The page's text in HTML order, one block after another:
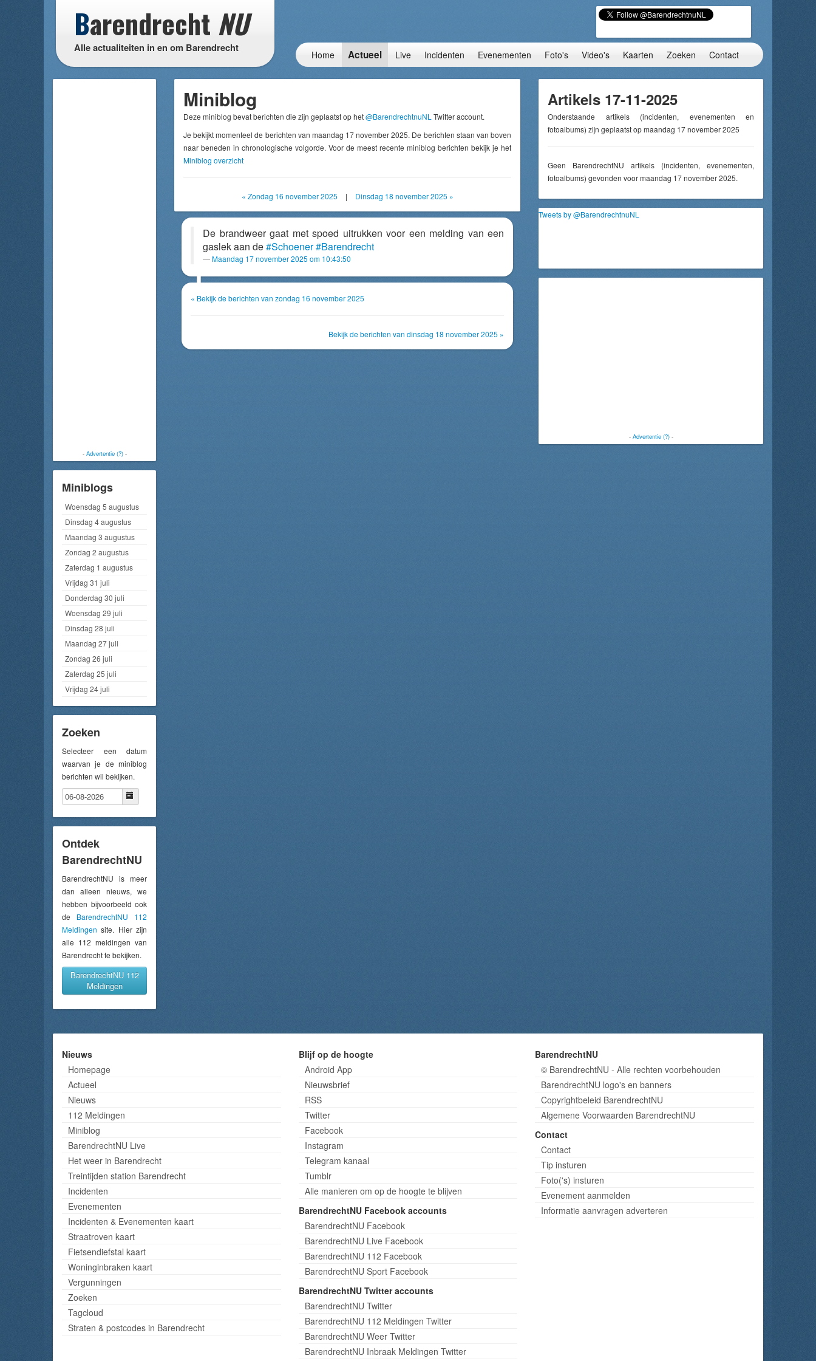
Barendrecht NU
Alle actualiteiten in en om Barendrecht
Home Actueel Live Incidenten Evenementen Foto's Video's Kaarten Zoeken Contact
- Advertentie (?)-
Miniblogs
Woensdag 5 augustus
Dinsdag 4 augustus
Maandag 3 augustus
Zondag 2 augustus
Zaterdag 1 augustus
Vrijdag 31 juli
Donderdag 30 juli
Woensdag 29 juli
Dinsdag 28 juli
Maandag 27 juli
Zondag 26 juli
Zaterdag 25 juli
Vrijdag 24 juli
Zoeken
Selecteer een datum
waarvan je de miniblog
berichten wil bekijken.
Ontdek
BarendrechtNU
BarendrechtNU is meer
dan alleen nieuws, we
hebben bijvoorbeeld ook
de BarendrechtNU 112
Meldingen site. Hier zijn
alle 112 meldingen van
Barendrecht te bekijken.
BarendrechtNU 112
Meldingen
Miniblog
Deze miniblog bevat berichten die zijn geplaatst op het@BarendrechtnuNL Twitter account.
Je bekijkt momenteel de berichten van maandag 17 november 2025. De berichten staan van boven
naar beneden in chronologische volgorde. Voor de meest recente miniblog berichten bekijk je het
Miniblog overzicht
« Zondag 16 november 2025 | Dinsdag 18 november 2025 »
De brandweer gaat met spoed uitrukken voor een melding van een
gaslek aan de#Schoener#Barendrecht
Maandag 17 november 2025 om 10:43:50
« Bekijk de berichten van zondag 16 november 2025
Bekijk de berichten van dinsdag 18 november 2025 »
Artikels 17-11-2025
Onderstaande artikels (incidenten, evenementen en
fotoalbums) zijn geplaatst op maandag 17 november 2025
Geen BarendrechtNU artikels (incidenten, evenementen,
fotoalbums) gevonden voor maandag 17 november 2025.
Tweets by @BarendrechtnuNL
- Advertentie (?)-
Nieuws
Homepage
Actueel
Nieuws
112 Meldingen
Miniblog
BarendrechtNU Live
Het weer in Barendrecht
Treintijden station Barendrecht
Incidenten
Evenementen
Incidenten & Evenementen kaart
Straatroven kaart
Fietsendiefstal kaart
Woninginbraken kaart
Vergunningen
Zoeken
Tagcloud
Straten & postcodes in Barendrecht
Blijf op de hoogte
Android App
Nieuwsbrief
RSS
Twitter
Facebook
Instagram
Telegram kanaal
Tumblr
Alle manieren om op de hoogte te blijven
BarendrechtNU Facebook accounts
BarendrechtNU Facebook
BarendrechtNU Live Facebook
BarendrechtNU 112 Facebook
BarendrechtNU Sport Facebook
BarendrechtNU Twitter accounts
BarendrechtNU Twitter
BarendrechtNU 112 Meldingen Twitter
BarendrechtNU Weer Twitter
BarendrechtNU Inbraak Meldingen Twitter
BarendrechtNU
© BarendrechtNU - Alle rechten voorbehouden
BarendrechtNU logo's en banners
Copyrightbeleid BarendrechtNU
Algemene Voorwaarden BarendrechtNU
Contact
Contact
Tip insturen
Foto('s) insturen
Evenement aanmelden
Informatie aanvragen adverteren